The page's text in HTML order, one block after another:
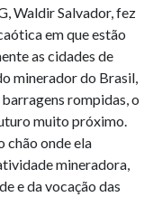
Waldir Salvador, fez
em que estão
as cidades de
minerador do Brasil,
rompidas, o
muito próximo.
chão onde ela
mineradora,
e da vocação das